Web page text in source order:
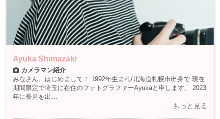
Ayuka Shimazaki
カメラマン紹介
みなさん、はじめまして！ 1992年生まれ/北海道札幌市出身で 現在
期間限定で埼玉に在住のフォトグラファーAyukaと申します。 2023
年に長男を出…
...もっと見る